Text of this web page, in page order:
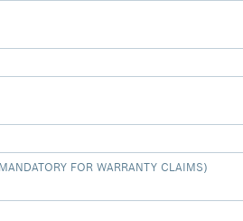
FOR WARRANTY CLAIMS)